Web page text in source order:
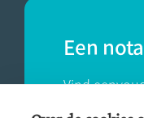
Een
Vind
buurt.